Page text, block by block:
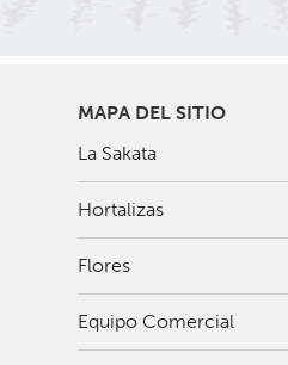
MAPA DEL SITIO
La Sakata
Hortalizas
Flores
Equipo Comercial